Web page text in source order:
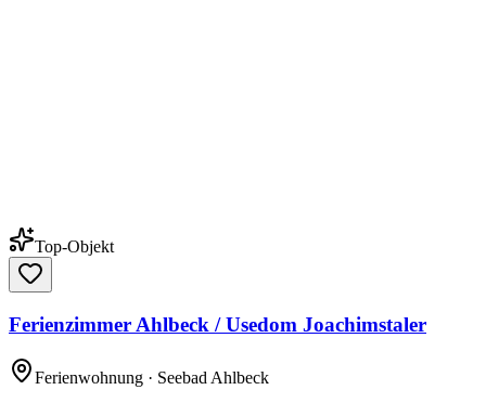
Top-Objekt
Ferienzimmer Ahlbeck / Usedom Joachimstaler
Ferienwohnung · Seebad Ahlbeck